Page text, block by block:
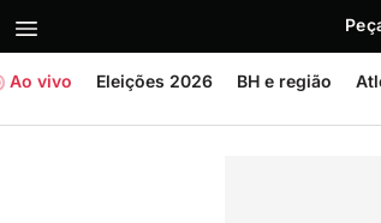
Ao vivo Eleições 2026 BH e região